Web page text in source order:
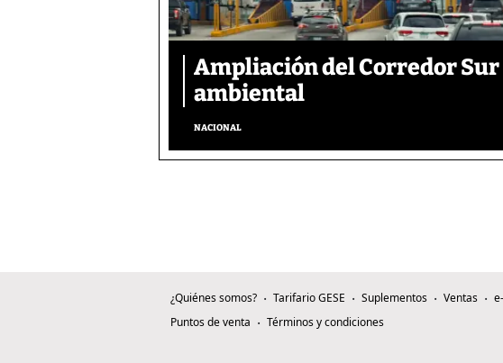
Ampliación del Corredor
ambiental
NACIONAL
¿Quiénes somos? Tarifario GESE Suplementos Ventas
Puntos de venta
Términos y condiciones